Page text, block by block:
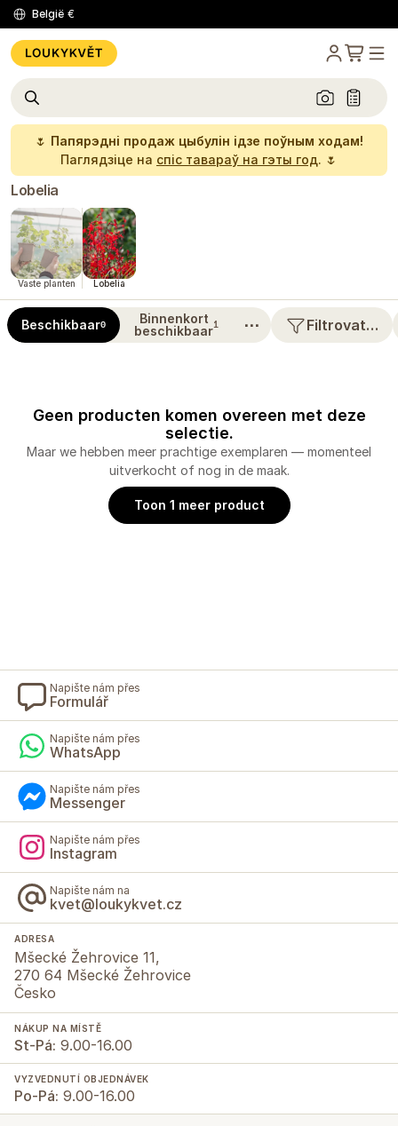
België €
🌷 Папярэдні продаж цыбулін ідзе поўным ходам!
Паглядзіце на спіс тавараў на гэты год. 🌷
Lobelia
Vaste planten Lobelia
Beschikbaar0
Binnenkort
beschikbaar1 ⋯ Filtrovat…
Geen producten komen overeen met deze
selectie.
Maar we hebben meer prachtige exemplaren — momenteel
uitverkocht of nog in de maak.
Toon 1 meer product
Napište nám přes
Formulář
Napište nám přes
WhatsApp
Napište nám přes
Messenger
Napište nám přes
Instagram
Napište nám na
kvet@loukykvet.cz
ADRESA
Mšecké Žehrovice 11,
270 64 Mšecké Žehrovice
Česko
NÁKUP NA MÍSTĚ
St-Pá: 9.00-16.00
VYZVEDNUTÍ OBJEDNÁVEK
Po-Pá: 9.00-16.00